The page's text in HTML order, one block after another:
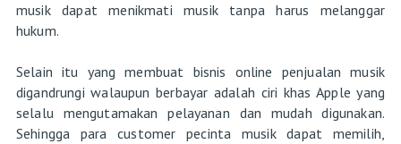
musik dapat menikmati musik tanpa harus melanggar
hukum.
Selain itu yang membuat bisnis online penjualan musik
digandrungi walaupun berbayar adalah ciri khas Apple yang
selalu mengutamakan pelayanan dan mudah digunakan.
Sehingga para customer pecinta musik dapat memilih,